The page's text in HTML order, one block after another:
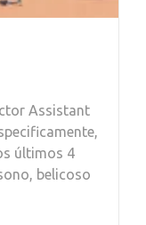
Assistant
últimos 4
belicoso